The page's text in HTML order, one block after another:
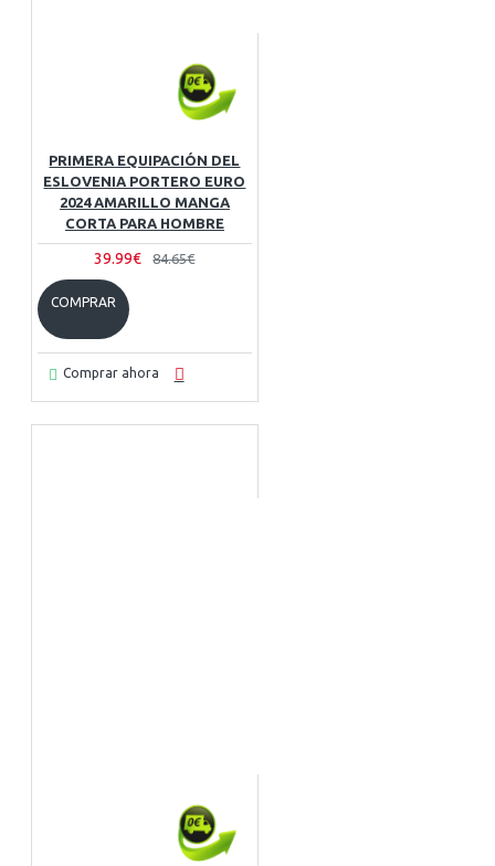
PRIMERA EQUIPACIÓN DEL
ESLOVENIA PORTERO EURO
2024 AMARILLO MANGA
CORTA PARA HOMBRE
39.99€ 84.65€
COMPRAR
Comprar ahora